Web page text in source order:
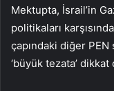
Mektupta, İsrail’in
politikaları
çapındaki diğer PEN
‘büyük tezata’